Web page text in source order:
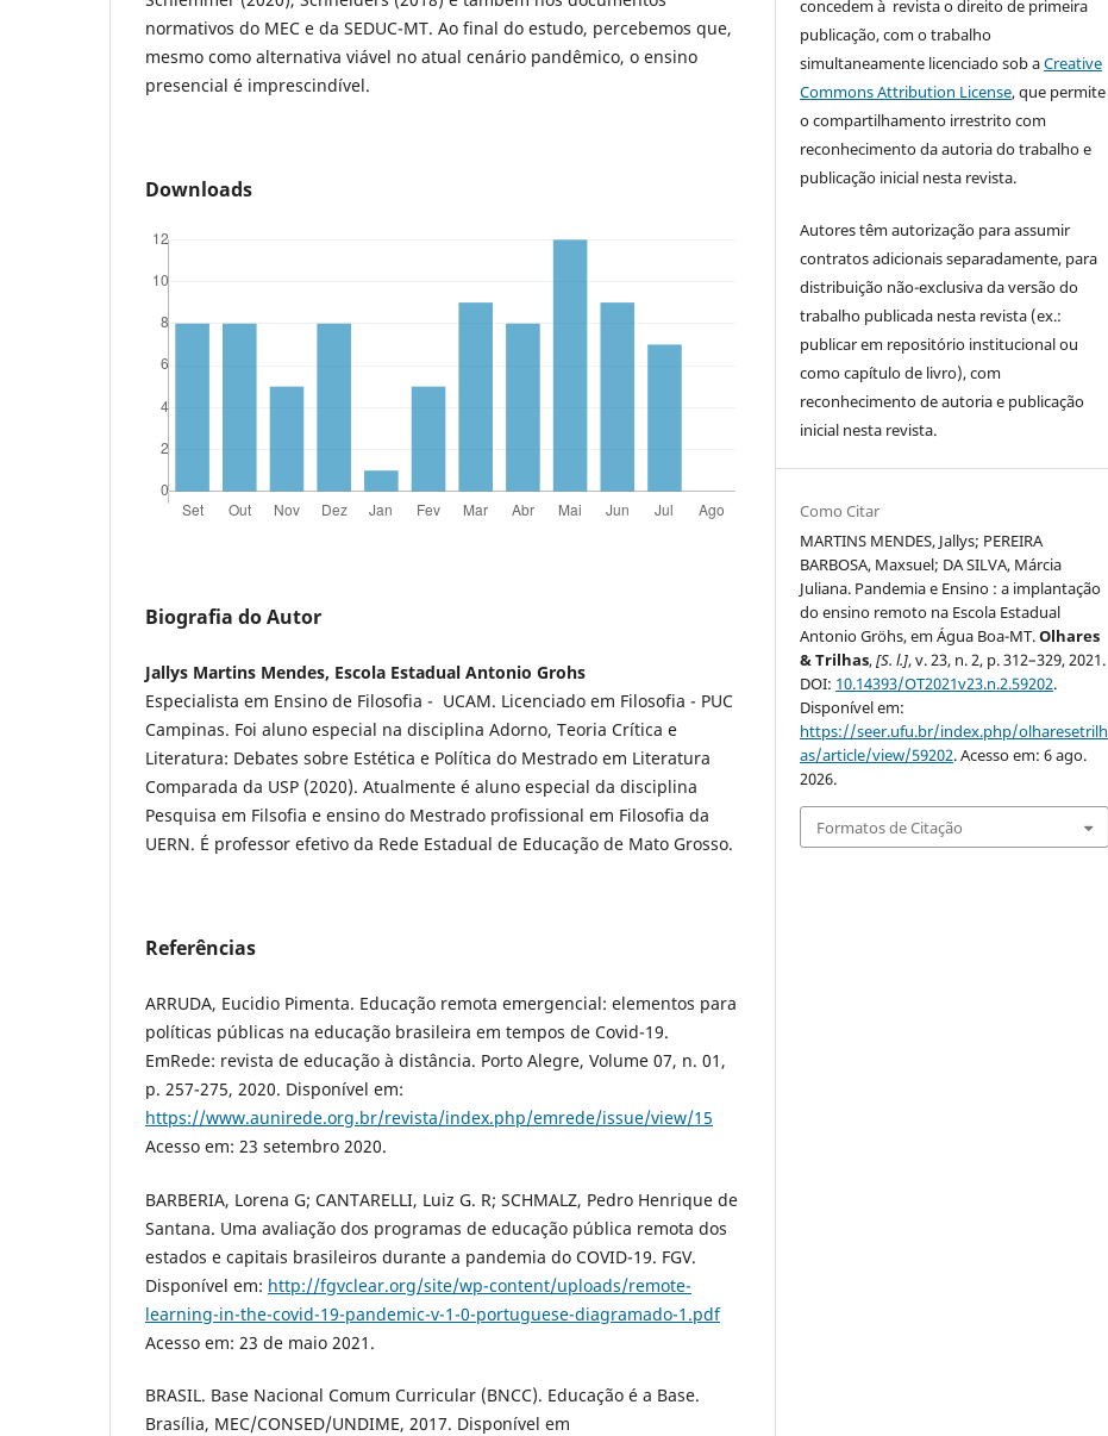
normativos do MEC e da SEDUC-MT. Ao final do estudo, percebemos que,
mesmo como alternativa viável no atual cenário pandêmico, o ensino
presencial é imprescindível.
Downloads
Biografia do Autor
Jallys Martins Mendes, Escola Estadual Antonio Grohs
Especialista em Ensino de Filosofia - UCAM. Licenciado em Filosofia - PUC
Campinas. Foi aluno especial na disciplina Adorno, Teoria Crítica e
Literatura: Debates sobre Estética e Política do Mestrado em Literatura
Comparada da USP (2020). Atualmente é aluno especial da disciplina
Pesquisa em Filsofia e ensino do Mestrado profissional em Filosofia da
UERN. É professor efetivo da Rede Estadual de Educação de Mato Grosso.
Referências
ARRUDA, Eucidio Pimenta. Educação remota emergencial: elementos para
políticas públicas na educação brasileira em tempos de Covid-19.
EmRede: revista de educação à distância. Porto Alegre, Volume 07, n. 01,
p. 257-275, 2020. Disponível em:
https://www.aunirede.org.br/revista/index.php/emrede/issue/view/15
Acesso em: 23 setembro 2020.
BARBERIA, Lorena G; CANTARELLI, Luiz G. R; SCHMALZ, Pedro Henrique de
Santana. Uma avaliação dos programas de educação pública remota dos
estados e capitais brasileiros durante a pandemia do COVID-19. FGV.
Disponível em: http://fgvclear.org/site/wp-content/uploads/remote-
learning-in-the-covid-19-pandemic-v-1-0-portuguese-diagramado-1.pdf
Acesso em: 23 de maio 2021.
BRASIL. Base Nacional Comum Curricular (BNCC). Educação é a Base.
Brasília, MEC/CONSED/UNDIME, 2017. Disponível em
concedem à revista o direito de primeira
publicação, com o trabalho
simultaneamente licenciado sob aCreative
Commons Attribution License, que permite
o compartilhamento irrestrito com
reconhecimento da autoria do trabalho e
publicação inicial nesta revista.
Autores têm autorização para assumir
contratos adicionais separadamente, para
distribuição não-exclusiva da versão do
trabalho publicada nesta revista (ex.:
publicar em repositório institucional ou
como capítulo de livro), com
reconhecimento de autoria e publicação
inicial nesta revista.
Como Citar
MARTINS MENDES, Jallys; PEREIRA
BARBOSA, Maxsuel; DA SILVA, Márcia
Juliana. Pandemia e Ensino : a implantação
do ensino remoto na Escola Estadual
Antonio Gröhs, em Água Boa-MT.Olhares
& Trilhas,[S. l.], v. 23, n. 2, p. 312–329, 2021.
DOI: 10.14393/OT2021v23.n.2.59202.
Disponível em:
https://seer.ufu.br/index.php/olharesetrilh
as/article/view/59202. Acesso em: 6 ago.
2026.
Formatos de Citação